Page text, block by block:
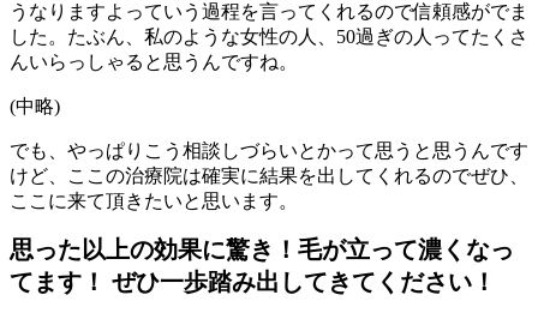
うなりますよっていう過程を言ってくれるので信頼感がでま
した。たぶん、私のような女性の人、50過ぎの人ってたくさ
んいらっしゃると思うんですね。
(中略)
でも、やっぱりこう相談しづらいとかって思うと思うんです
けど、ここの治療院は確実に結果を出してくれるのでぜひ、
ここに来て頂きたいと思います。
思った以上の効果に驚き！毛が立って濃くなっ
てます！ ぜひ一歩踏み出してきてください！